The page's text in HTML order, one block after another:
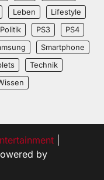
Leben
Lifestyle
Politik PS3
PS4
Smartphone
Technik
by